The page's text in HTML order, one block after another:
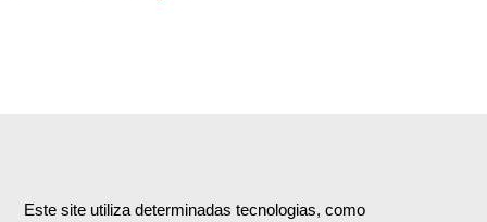
Este site utiliza determinadas tecnologias, como
Empresa
Encomendas & Pagamentos